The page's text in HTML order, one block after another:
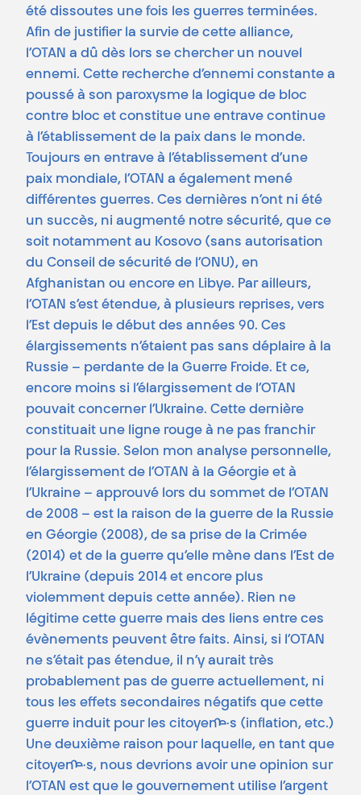
été dissoutes une fois les guerres terminées.
Afin de justifier la survie de cette alliance,
l’OTAN a dû dès lors se chercher un nouvel
ennemi. Cette recherche d’ennemi constante a
poussé à son paroxysme la logique de bloc
contre bloc et constitue une entrave continue
à l’établissement de la paix dans le monde.
Toujours en entrave à l’établissement d’une
paix mondiale, l’OTAN a également mené
différentes guerres. Ces dernières n’ont ni été
un succès, ni augmenté notre sécurité, que ce
soit notamment au Kosovo (sans autorisation
du Conseil de sécurité de l’ONU), en
Afghanistan ou encore en Libye. Par ailleurs,
l’OTAN s’est étendue, à plusieurs reprises, vers
l’Est depuis le début des années 90. Ces
élargissements n’étaient pas sans déplaire à la
Russie – perdante de la Guerre Froide. Et ce,
encore moins si l’élargissement de l’OTAN
pouvait concerner l’Ukraine. Cette dernière
constituait une ligne rouge à ne pas franchir
pour la Russie. Selon mon analyse personnelle,
l’élargissement de l’OTAN à la Géorgie et à
l’Ukraine – approuvé lors du sommet de l’OTAN
de 2008 – est la raison de la guerre de la Russie
en Géorgie (2008), de sa prise de la Crimée
(2014) et de la guerre qu’elle mène dans l’Est de
l’Ukraine (depuis 2014 et encore plus
violemment depuis cette année). Rien ne
légitime cette guerre mais des liens entre ces
évènements peuvent être faits. Ainsi, si l’OTAN
ne s’était pas étendue, il n’y aurait très
probablement pas de guerre actuellement, ni
tous les effets secondaires négatifs que cette
guerre induit pour les citoyen·ne·s (inflation, etc.)
Une deuxième raison pour laquelle, en tant que
citoyen·ne·s, nous devrions avoir une opinion sur
l’OTAN est que le gouvernement utilise l’argent